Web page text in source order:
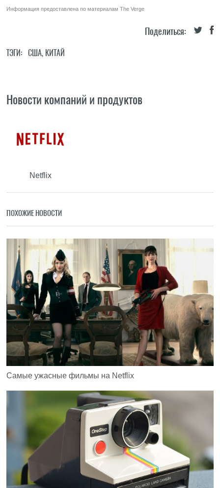
Информация предоставлена по материаламThe Verge
Поделиться:
ТЭГИ: США, КИТАЙ
Новости компаний и продуктов
Netflix
ПОХОЖИЕ НОВОСТИ
Самые ужасные фильмы на Netflix